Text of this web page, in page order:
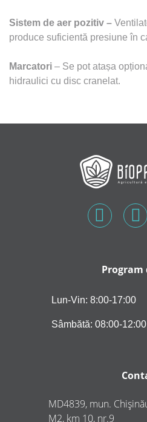
Sistem de aer pozitiv –
produce suficientă presiune în
Marcatori – Se pot atașa
hidraulici cu disc cranelat.
Program
Lun-Vin: 8:00-17:00
Sâmbătă: 08:00-12:00
MD4839, mun.
M2, km 10, nr.9